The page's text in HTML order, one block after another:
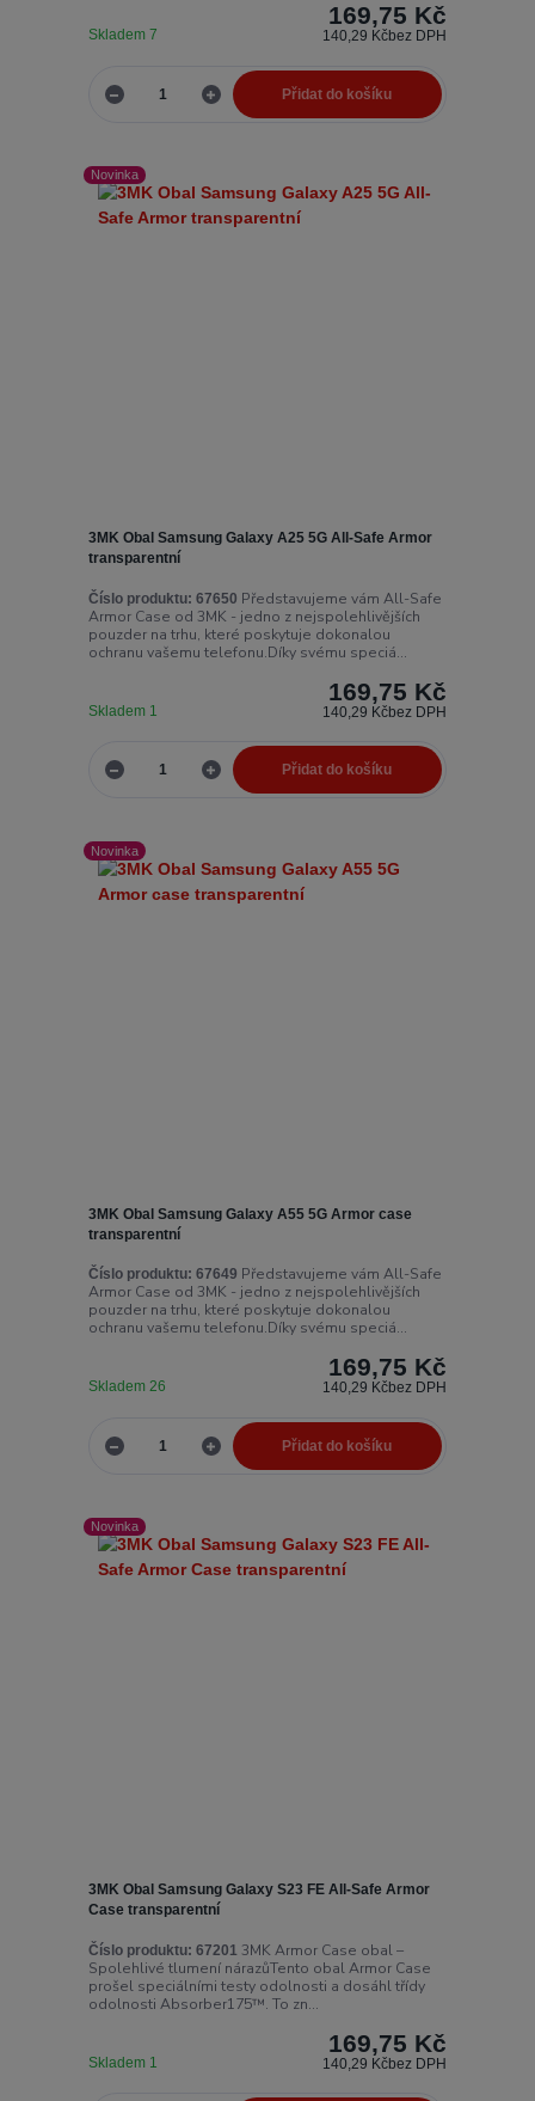
169,75 Kč
140,29 Kčbez DPH
Skladem 7
Přidat do košíku
Novinka
3MK Obal Samsung Galaxy A25 5G All-Safe Armor
transparentní
Číslo produktu: 67650 Představujeme vám All-Safe
Armor Case od 3MK - jedno z nejspolehlivějších
pouzder na trhu, které poskytuje dokonalou
ochranu vašemu telefonu.Díky svému speciá...
169,75 Kč
140,29 Kčbez DPH
Skladem 1
Přidat do košíku
Novinka
3MK Obal Samsung Galaxy A55 5G Armor case
transparentní
Číslo produktu: 67649 Představujeme vám All-Safe
Armor Case od 3MK - jedno z nejspolehlivějších
pouzder na trhu, které poskytuje dokonalou
ochranu vašemu telefonu.Díky svému speciá...
169,75 Kč
140,29 Kčbez DPH
Skladem 26
Přidat do košíku
Novinka
3MK Obal Samsung Galaxy S23 FE All-Safe Armor
Case transparentní
Číslo produktu: 672013MK Armor Case obal –
Spolehlivé tlumení nárazůTento obal Armor Case
prošel speciálními testy odolnosti a dosáhl třídy
odolnosti Absorber175™. To zn...
169,75 Kč
140,29 Kčbez DPH
Skladem 1